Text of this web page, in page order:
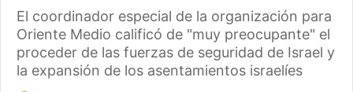
El coordinador especial de la organización para
Oriente Medio calificó de "muy preocupante" el
proceder de las fuerzas de seguridad de Israel y
la expansión de los asentamientos israelíes